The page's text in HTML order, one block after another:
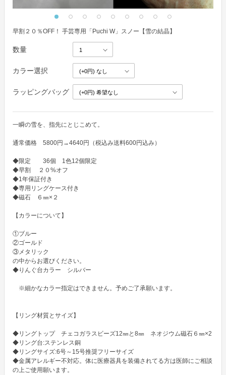
早割２０％OFF！ 手芸専用「Puchi W」スノー【雪の結晶】
数量
カラー選択
ラッピングバッグ
一瞬の雪を、指先にとじこめて。
通常価格　5800円→4640円（税込み送料600円込み）
◆限定　　36個　1色12個限定
◆早割　 ２０%オフ
◆1年保証付き
◆専用リングケース付き
◆磁石　６㎜×２
【カラーについて】
①ブルー
②ゴールド
③メタリック
の中からお選びください。
◆りんぐ台カラー　シルバー
※細かなカラー指定はできません。予めご了承願います。
【リング材質とサイズ】
◆リングトップ　チェコガラスビーズ12㎜と8㎜　ネオジウム磁石６㎜×2
◆リング台:ステンレス銅
◆リングサイズ:6号～15号推奨フリーサイズ
◆金属アレルギー不対応。体に医療器具を装備されてる方は医師にご相談
の上ご使用願います。